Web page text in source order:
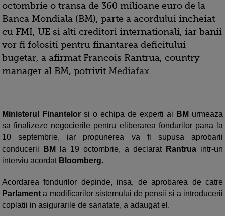
octombrie o transa de 360 milioane euro de la
Banca Mondiala (BM), parte a acordului incheiat
cu FMI, UE si alti creditori internationali, iar banii
vor fi folositi pentru finantarea deficitului
bugetar, a afirmat Francois Rantrua, country
manager al BM, potrivit Mediafax.
Ministerul Finantelor si o echipa de experti ai BM urmeaza
sa finalizeze negocierile pentru eliberarea fondurilor pana la
10 septembrie, iar propunerea va fi supusa aprobarii
conducerii
BM la 19 octombrie, a declarat Rantrua intr-un
interviu acordat Bloomberg.
Acordarea fondurilor depinde, insa, de aprobarea de catre
Parlamenta modificarilor sistemului de pensii si a introducerii
coplatii in asigurarile de sanatate, a adaugat el.